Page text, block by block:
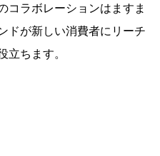
コラボレーションはますま
ドが新しい消費者にリーチ
立ちます。